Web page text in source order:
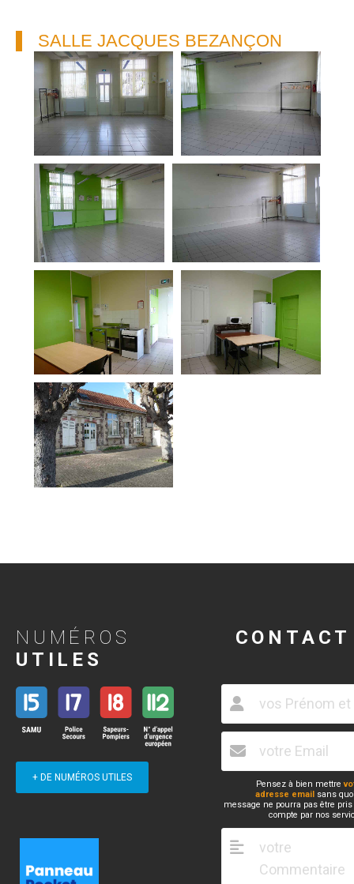
SALLE JACQUES BEZANÇON
NUMÉROS
UTILES
+ DE NUMÉROS UTILES
CONTACT
Pensez à bien mettre
adresse email sans
message ne pourra pas être
compte par nos